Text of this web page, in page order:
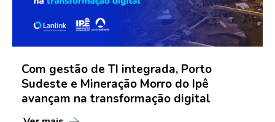
Com gestão de TI integrada, Porto
Sudeste e Mineração Morro do Ipê
avançam na transformação digital